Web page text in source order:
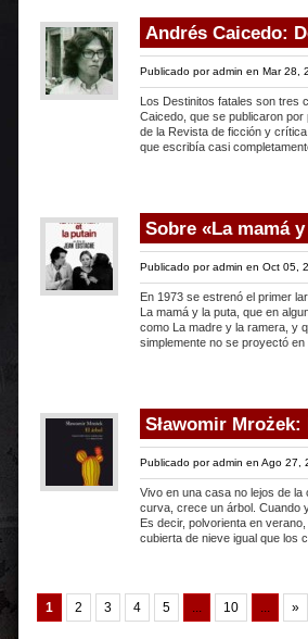
Andrés Caicedo:
Publicado poradmin en Mar 28,
Los Destinitos fatales son tres
Caicedo, que se publicaron
de la Revista de ficción y
que escribía casi
Sobre «La mamá
Publicado poradmin en Oct 05,
En 1973 se estrenó el primer
La mamá y la puta, que en
como La madre y la ramera, y
simplemente no se proyectó
Sławomir
Publicado poradmin en Ago 27,
Vivo en una casa no lejos de
curva, crece un árbol. Cuando
Es decir, polvorienta en
cubierta de nieve igual que los
1 2 3 4 5 ... 10 ... »